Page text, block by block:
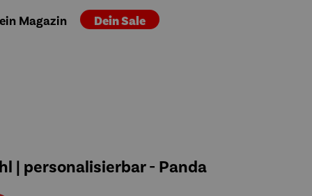
Magazin Dein Sale
| personalisierbar - Panda